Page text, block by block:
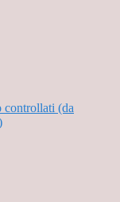
(da